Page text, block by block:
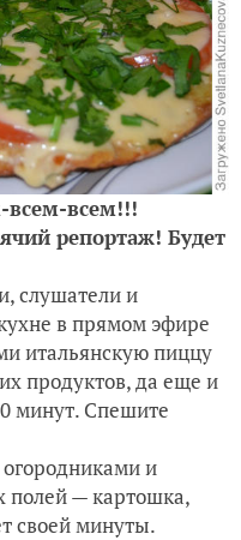
всем!!!
репортаж! Будет
слушатели и
в прямом эфире
итальянскую пиццу
продуктов, да еще и
минут. Спешите
и
полей — картошка,
своей минуты.